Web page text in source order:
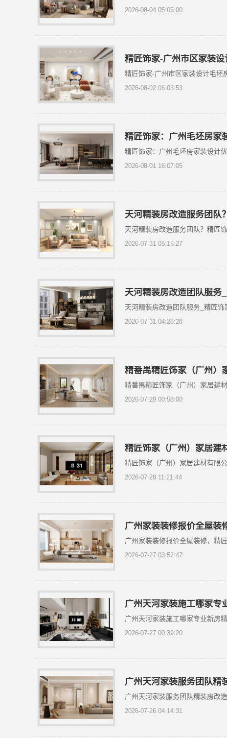
2026-08-04 05:05:00
精匠饰家-广州市区家装
精匠饰家-广州市区家装设计毛坯
2026-08-02 06:03:53
精匠饰家：广州毛坯房家
精匠饰家：广州毛坯房家装设计
2026-08-01 16:07:05
天河精装房改造服务团队
天河精装房改造服务团队？精匠
2026-07-31 05:15:27
天河精装房改造团队服务
天河精装房改造团队服务_精匠
2026-07-31 04:28:28
精番禺精匠饰家（广州）
精番禺精匠饰家（广州）家居建
2026-07-29 00:58:00
精匠饰家（广州）家居建
精匠饰家（广州）家居建材有限
2026-07-28 11:21:44
广州家装装修报价全屋装
广州家装装修报价全屋装修，精
2026-07-27 03:52:47
广州天河家装施工哪家专
广州天河家装施工哪家专业新房
2026-07-27 00:39:20
广州天河家装服务团队精
广州天河家装服务团队精装房改
2026-07-26 04:14:31